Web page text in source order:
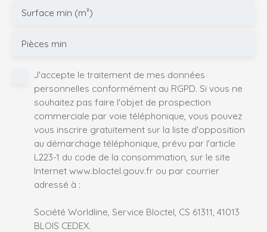
Surface min (m²)
Pièces min
J'accepte le traitement de mes données
personnelles conformément au RGPD. Si vous ne
souhaitez pas faire l'objet de prospection
commerciale par voie téléphonique, vous pouvez
vous inscrire gratuitement sur la liste d'opposition
au démarchage téléphonique, prévu par l'article
L223-1 du code de la consommation, sur le site
Internet www.bloctel.gouv.fr ou par courrier
adressé à :
Société Worldline, Service Bloctel, CS 61311, 41013
BLOIS CEDEX.